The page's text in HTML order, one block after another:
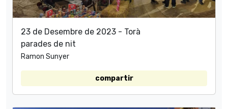
23 de Desembre de 2023 - Torà
parades de nit
Ramon Sunyer
compartir